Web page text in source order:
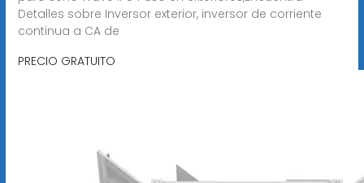
Detalles sobre Inversor exterior, inversor de corriente
continua a CA de
PRECIO GRATUITO